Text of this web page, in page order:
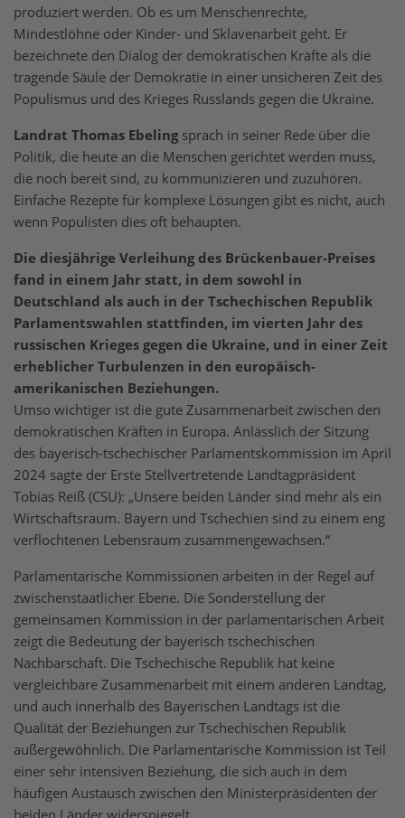
produziert werden. Ob es um Menschenrechte,
Mindestlöhne oder Kinder- und Sklavenarbeit geht. Er
bezeichnete den Dialog der demokratischen Kräfte als die
tragende Säule der Demokratie in einer unsicheren Zeit des
Populismus und des Krieges Russlands gegen die Ukraine.
Landrat Thomas Ebeling sprach in seiner Rede über die
Politik, die heute an die Menschen gerichtet werden muss,
die noch bereit sind, zu kommunizieren und zuzuhören.
Einfache Rezepte für komplexe Lösungen gibt es nicht, auch
wenn Populisten dies oft behaupten.
Die diesjährige Verleihung des Brückenbauer-Preises
fand in einem Jahr statt, in dem sowohl in
Deutschland als auch in der Tschechischen Republik
Parlamentswahlen stattfinden, im vierten Jahr des
russischen Krieges gegen die Ukraine, und in einer Zeit
erheblicher Turbulenzen in den europäisch-
amerikanischen Beziehungen.
Umso wichtiger ist die gute Zusammenarbeit zwischen den
demokratischen Kräften in Europa. Anlässlich der Sitzung
des bayerisch-tschechischer Parlamentskommission im April
2024 sagte der Erste Stellvertretende Landtagpräsident
Tobias Reiß (CSU): „Unsere beiden Länder sind mehr als ein
Wirtschaftsraum. Bayern und Tschechien sind zu einem eng
verflochtenen Lebensraum zusammengewachsen.“
Parlamentarische Kommissionen arbeiten in der Regel auf
zwischenstaatlicher Ebene. Die Sonderstellung der
gemeinsamen Kommission in der parlamentarischen Arbeit
zeigt die Bedeutung der bayerisch tschechischen
Nachbarschaft. Die Tschechische Republik hat keine
vergleichbare Zusammenarbeit mit einem anderen Landtag,
und auch innerhalb des Bayerischen Landtags ist die
Qualität der Beziehungen zur Tschechischen Republik
außergewöhnlich. Die Parlamentarische Kommission ist Teil
einer sehr intensiven Beziehung, die sich auch in dem
häufigen Austausch zwischen den Ministerpräsidenten der
beiden Länder widerspiegelt.